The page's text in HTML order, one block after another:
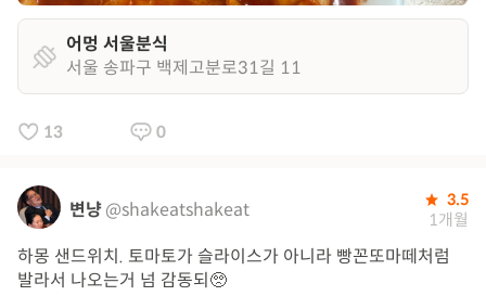
어멍 서울분식
서울 송파구 백제고분로31길 11
13 0
변냥@shakeatshakeat 3.5
1개월
하몽 샌드위치. 토마토가 슬라이스가 아니라 빵꼰또마떼처럼
발라서 나오는거 넘 감동되🥺